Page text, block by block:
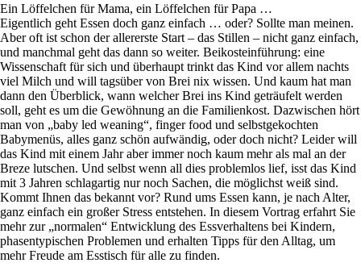
Ein Löffelchen für Mama, ein Löffelchen für Papa …
Eigentlich geht Essen doch ganz einfach … oder? Sollte man meinen.
Aber oft ist schon der allererste Start – das Stillen – nicht ganz einfach,
und manchmal geht das dann so weiter. Beikosteinführung: eine
Wissenschaft für sich und überhaupt trinkt das Kind vor allem nachts
viel Milch und will tagsüber von Brei nix wissen. Und kaum hat man
dann den Überblick, wann welcher Brei ins Kind geträufelt werden
soll, geht es um die Gewöhnung an die Familienkost. Dazwischen hört
man von „baby led weaning“, finger food und selbstgekochten
Babymenüs, alles ganz schön aufwändig, oder doch nicht? Leider will
das Kind mit einem Jahr aber immer noch kaum mehr als mal an der
Breze lutschen. Und selbst wenn all dies problemlos lief, isst das Kind
mit 3 Jahren schlagartig nur noch Sachen, die möglichst weiß sind.
Kommt Ihnen das bekannt vor? Rund ums Essen kann, je nach Alter,
ganz einfach ein großer Stress entstehen. In diesem Vortrag erfahrt Sie
mehr zur „normalen“ Entwicklung des Essverhaltens bei Kindern,
phasentypischen Problemen und erhalten Tipps für den Alltag, um
mehr Freude am Esstisch für alle zu finden.